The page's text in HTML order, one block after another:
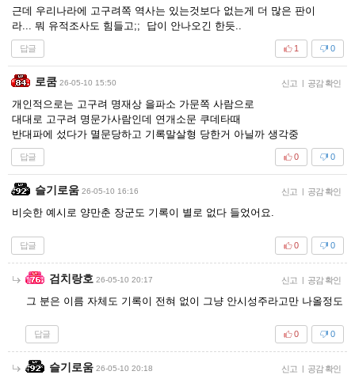
근데 우리나라에 고구려쪽 역사는 있는것보다 없는게 더 많은 판이
라... 뭐 유적조사도 힘들고;; 답이 안나오긴 한듯..
답글 0
1
로쿰 26-05-10 15:50 신고 | 공감 확인
개인적으로는 고구려 명재상 을파소 가문쪽 사람으로
대대로 고구려 명문가사람인데 연개소문 쿠데타때
반대파에 섰다가 멸문당하고 기록말살형 당한거 아닐까 생각중
답글 0
0
슬기로움 26-05-10 16:16 신고 | 공감 확인
비슷한 예시로 양만춘 장군도 기록이 별로 없다 들었어요.
답글 0
0
검치랑호 26-05-10 20:17 신고 | 공감 확인
그 분은 이름 자체도 기록이 전혀 없이 그냥 안시성주라고만 나올정도
답글 0
0
슬기로움 26-05-10 20:18 신고 | 공감 확인